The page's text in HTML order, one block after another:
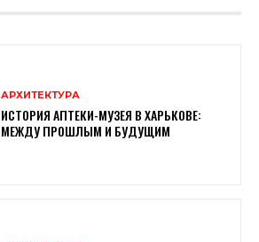
АРХИТЕКТУРА
ИСТОРИЯ АПТЕКИ-МУЗЕЯ В ХАРЬКОВЕ:
МЕЖДУ ПРОШЛЫМ И БУДУЩИМ